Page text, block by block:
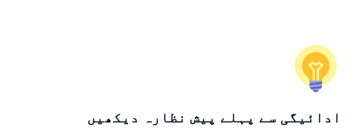
ادائیگی سے پہلے پیش نظارہ دیکھیں